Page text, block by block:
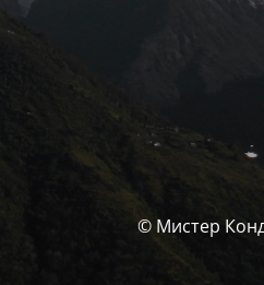
© Мистер